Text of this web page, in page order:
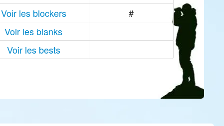
Voir les blockers
#
Voir les blanks
Voir les bests